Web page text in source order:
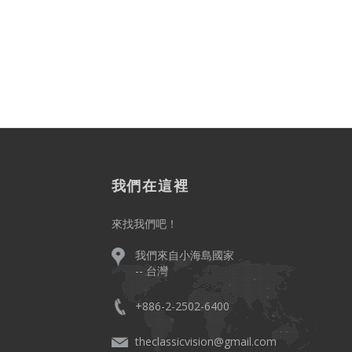
我們在這裡
來找我們吧！
我們來自小海島國家
-- 台灣
+886-2-2502-6400
theclassicvision@gmail.com